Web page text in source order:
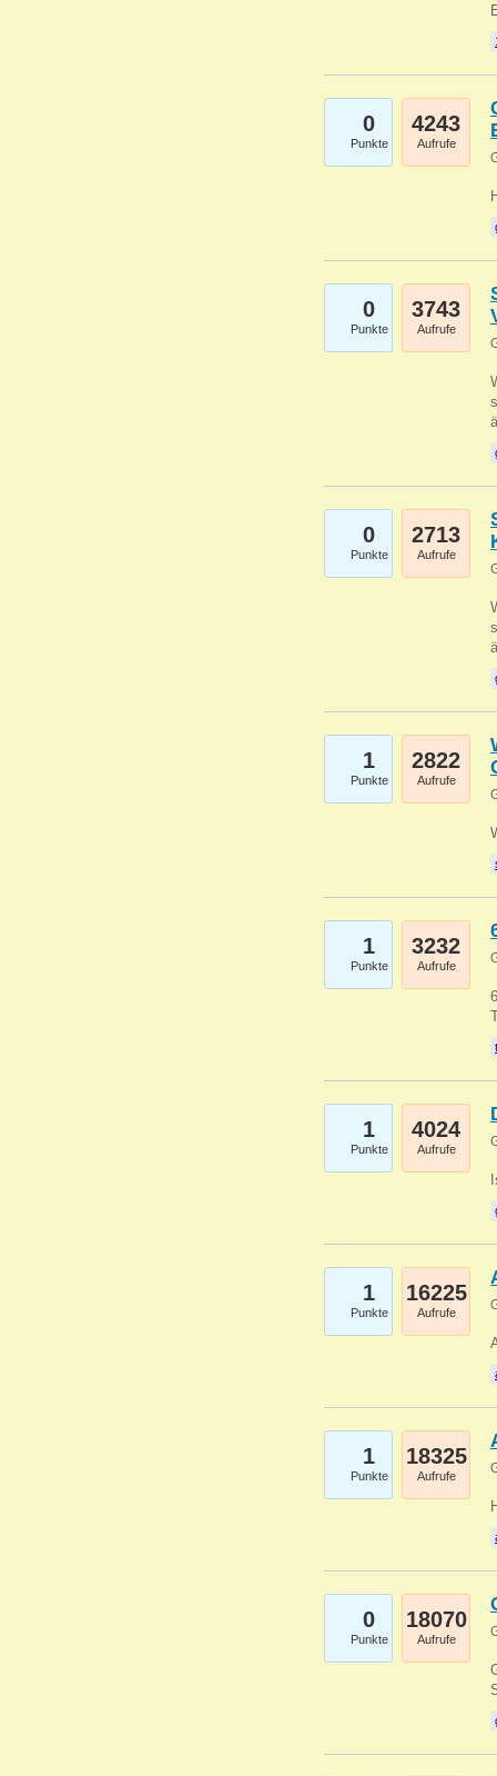
0
Punkte
4243
Aufrufe
0
Punkte
3743
Aufrufe
0
Punkte
2713
Aufrufe
1
Punkte
2822
Aufrufe
1
Punkte
3232
Aufrufe
1
Punkte
4024
Aufrufe
1
Punkte
16225
Aufrufe
1
Punkte
18325
Aufrufe
0
Punkte
18070
Aufrufe